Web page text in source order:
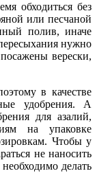
обходиться без
или песчаной
полив, иначе
нужно
верески,
в качестве
удобрения. А
для азалий,
на упаковке
Чтобы у
не наносить
делать